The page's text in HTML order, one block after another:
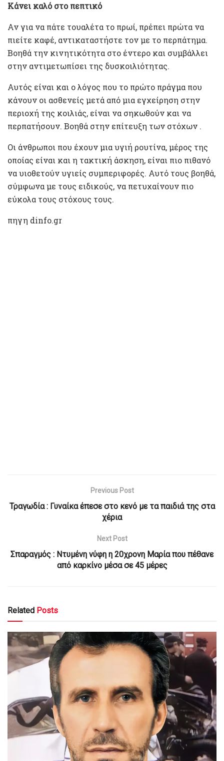
Κάνει καλό στο πεπτικό
Αν για να πάτε τουαλέτα το πρωί, πρέπει πρώτα να
πιείτε καφέ, αντικαταστήστε τον με το περπάτημα.
Βοηθά την κινητικότητα στο έντερο και συμβάλλει
στην αντιμετωπίσει της δυσκοιλιότητας.
Αυτός είναι και ο λόγος που το πρώτο πράγμα που
κάνουν οι ασθενείς μετά από μια εγχείρηση στην
περιοχή της κοιλιάς, είναι να σηκωθούν και να
περπατήσουν. Βοηθά στην επίτευξη των στόχων .
Οι άνθρωποι που έχουν μια υγιή ρουτίνα, μέρος της
οποίας είναι και η τακτική άσκηση, είναι πιο πιθανό
να υιοθετούν υγιείς συμπεριφορές. Αυτό τους βοηθά,
σύμφωνα με τους ειδικούς, να πετυχαίνουν πιο
εύκολα τους στόχους τους.
πηγη dinfo.gr
Previous Post
Τραγωδία : Γυναίκα έπεσε στο κενό με τα παιδιά της στα
χέρια
Next Post
Σπαραγμός : Ντυμένη νύφη η 20χρονη Μαρία που πέθανε
από καρκίνο μέσα σε 45 μέρες
Related Posts